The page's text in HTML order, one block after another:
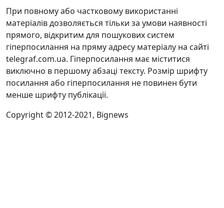
При повному або частковому використанні
матеріалів дозволяється тільки за умови наявності
прямого, відкритим для пошукових систем
гіперпосилання на пряму адресу матеріалу на сайті
telegraf.com.ua. Гіперпосилання має міститися
виключно в першому абзаці тексту. Розмір шрифту
посилання або гіперпосилання не повинен бути
менше шрифту публікації.
Copyright © 2012-2021, Bignews